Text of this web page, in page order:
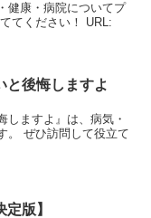
健康・病院についてプ
てください！ URL:
と後悔しますよ
しますよ』は、病気・
。 ぜひ訪問して役立て
版】